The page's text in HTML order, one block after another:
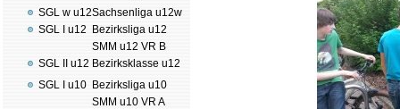
SGL w u12
SGL I u12
SGL II u12
SGL I u10
Sachsenliga u12w
Bezirksliga u12
SMM u12 VR B
Bezirksklasse u12
Bezirksliga u10
SMM u10 VR A